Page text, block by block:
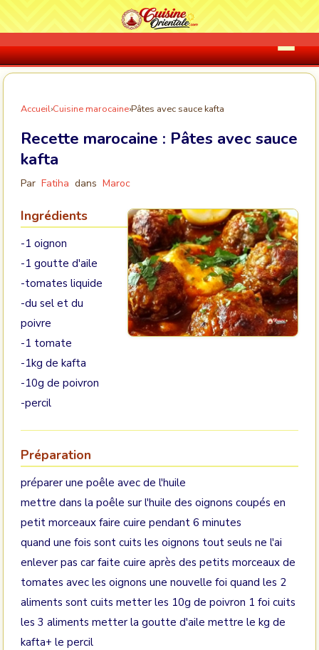
Accueil›Cuisine marocaine›Pâtes avec sauce kafta
Recette marocaine : Pâtes avec sauce
kafta
Par Fatiha dans Maroc
Ingrédients
-1 oignon
-1 goutte d'aile
-tomates liquide
-du sel et du
poivre
-1 tomate
-1kg de kafta
-10g de poivron
-percil
Préparation
préparer une poêle avec de l'huile
mettre dans la poêle sur l'huile des oignons coupés en
petit morceaux faire cuire pendant 6 minutes
quand une fois sont cuits les oignons tout seuls ne l'ai
enlever pas car faite cuire après des petits morceaux de
tomates avec les oignons une nouvelle foi quand les 2
aliments sont cuits metter les 10g de poivron 1 foi cuits
les 3 aliments metter la goutte d'aile mettre le kg de
kafta+ le percil